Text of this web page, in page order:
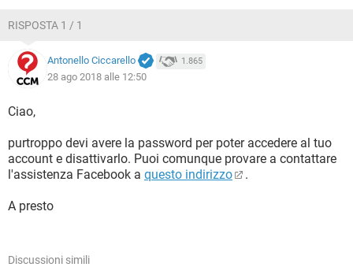
RISPOSTA 1 / 1
Antonello Ciccarello 1.865
28 ago 2018 alle 12:50
Ciao,
purtroppo devi avere la password per poter accedere al tuo
account e disattivarlo. Puoi comunque provare a contattare
l'assistenza Facebook a questo indirizzo .
A presto
Discussioni simili